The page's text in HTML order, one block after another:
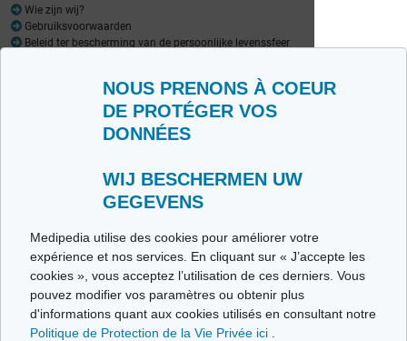
NOUS PRENONS À COEUR
DE PROTÉGER VOS
DONNÉES
WIJ BESCHERMEN UW
GEGEVENS
Medipedia utilise des cookies pour améliorer votre
expérience et nos services. En cliquant sur « J’accepte les
cookies », vous acceptez l’utilisation de ces derniers. Vous
pouvez modifier vos paramètres ou obtenir plus
d'informations quant aux cookies utilisés en consultant notre
Politique de Protection de la Vie Privée ici
Wie zijn wij?
Gebruiksvoorwaarden
Beleid ter bescherming van de persoonlijke levenssfeer
Ce site respecte les principes de la charte HON Code.
© Vivio sa, 2014-2026 - Tous droits réservés | Avenue Gustave Demeylaan 57 -
1160 Brussels